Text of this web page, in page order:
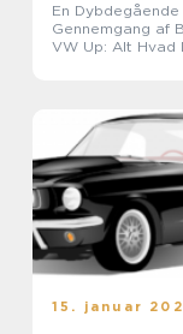
En Dybdegående
Gennemgang af
VW Up: Alt Hvad
15. januar